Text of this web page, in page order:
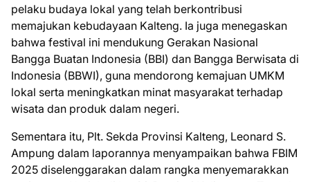
pelaku budaya lokal yang telah berkontribusi
memajukan kebudayaan Kalteng. Ia juga menegaskan
bahwa festival ini mendukung Gerakan Nasional
Bangga Buatan Indonesia (BBI) dan Bangga Berwisata di
Indonesia (BBWI), guna mendorong kemajuan UMKM
lokal serta meningkatkan minat masyarakat terhadap
wisata dan produk dalam negeri.
Sementara itu, Plt. Sekda Provinsi Kalteng, Leonard S.
Ampung dalam laporannya menyampaikan bahwa FBIM
2025 diselenggarakan dalam rangka menyemarakkan